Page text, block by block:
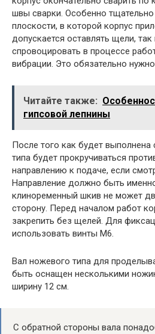
швы сварки. Особенно тщательно
плоскости, в которой корпус
допускается оставлять щели, так
спровоцировать в процессе
вибрации. Это обязательно
Читайте также:
гипсовой лепнины
После того как будет выполнена
типа будет прокручиваться
направлению к подаче, если
Направление должно быть
клиноременный шкив не может
сторону. Перед началом работ
закрепить без щелей. Для
использовать винты М6.
Вал ножевого типа для
быть оснащен несколькими
ширину 12 см.
С обратной стороны вала